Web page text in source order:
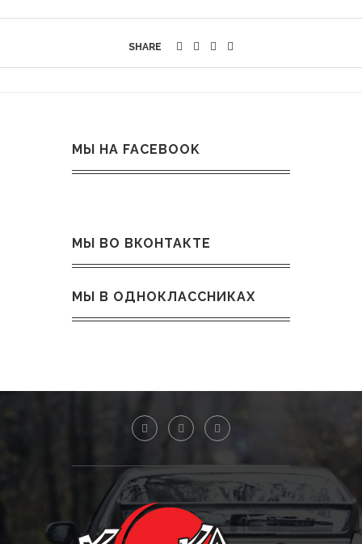
SHARE
МЫ НА FACEBOOK
МЫ ВО ВКОНТАКТЕ
МЫ В ОДНОКЛАССНИКАХ